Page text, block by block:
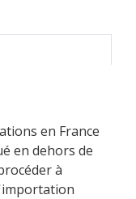
en France
en dehors de
à